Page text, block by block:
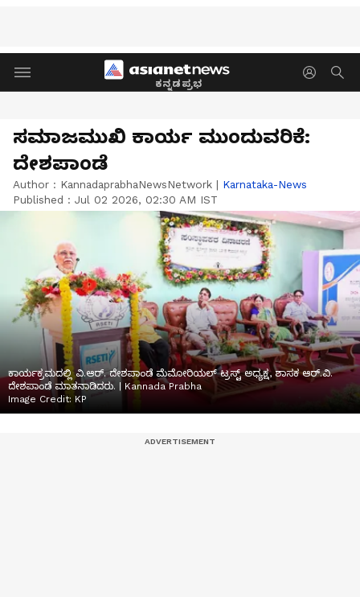
ಕನ್ನಡಪ್ರಭ
ಸಮಾಜಮುಖಿ ಕಾರ್ಯ ಮುಂದುವರಿಕೆ:
ದೇಶಪಾಂಡೆ
Author : KannadaprabhaNewsNetwork | Karnataka-News
Published : Jul 02 2026, 02:30 AM IST
ಕಾರ್ಯಕ್ರಮದಲ್ಲಿ ವಿ.ಆರ್. ದೇಶಪಾಂಡೆ ಮೆಮೋರಿಯಲ್ ಟ್ರಸ್ಟ್ ಅಧ್ಯಕ್ಷ, ಶಾಸಕ ಆರ್.ವಿ.
ದೇಶಪಾಂಡೆ ಮಾತನಾಡಿದರು. | Kannada Prabha
Image Credit: KP